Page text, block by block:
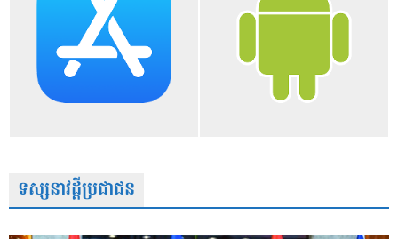
ទស្សនាវដ្តីប្រជាជន